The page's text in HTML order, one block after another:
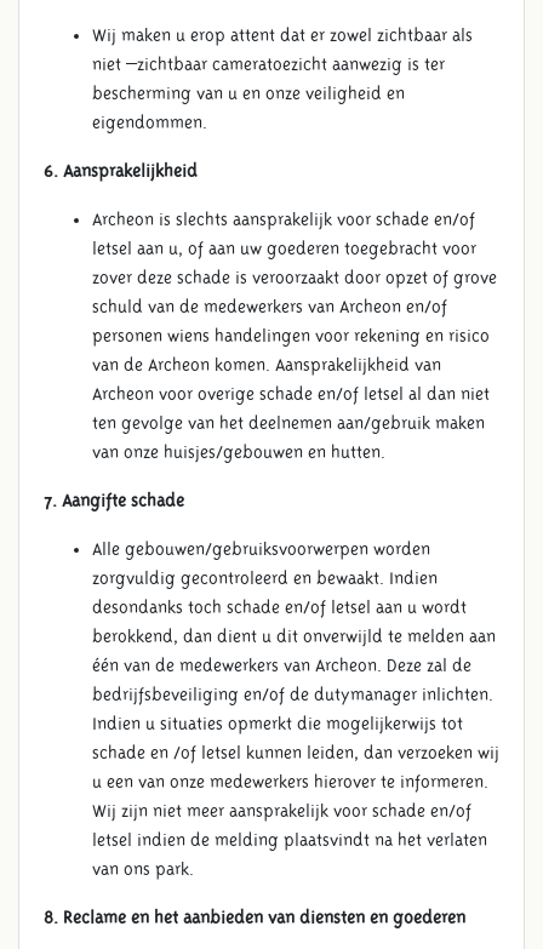
Wij maken u erop attent dat er zowel zichtbaar als
niet –zichtbaar cameratoezicht aanwezig is ter
bescherming van u en onze veiligheid en
eigendommen.
6. Aansprakelijkheid
Archeon is slechts aansprakelijk voor schade en/of
letsel aan u, of aan uw goederen toegebracht voor
zover deze schade is veroorzaakt door opzet of grove
schuld van de medewerkers van Archeon en/of
personen wiens handelingen voor rekening en risico
van de Archeon komen. Aansprakelijkheid van
Archeon voor overige schade en/of letsel al dan niet
ten gevolge van het deelnemen aan/gebruik maken
van onze huisjes/gebouwen en hutten.
7. Aangifte schade
Alle gebouwen/gebruiksvoorwerpen worden
zorgvuldig gecontroleerd en bewaakt. Indien
desondanks toch schade en/of letsel aan u wordt
berokkend, dan dient u dit onverwijld te melden aan
één van de medewerkers van Archeon. Deze zal de
bedrijfsbeveiliging en/of de dutymanager inlichten.
Indien u situaties opmerkt die mogelijkerwijs tot
schade en /of letsel kunnen leiden, dan verzoeken wij
u een van onze medewerkers hierover te informeren.
Wij zijn niet meer aansprakelijk voor schade en/of
letsel indien de melding plaatsvindt na het verlaten
van ons park.
8. Reclame en het aanbieden van diensten en goederen